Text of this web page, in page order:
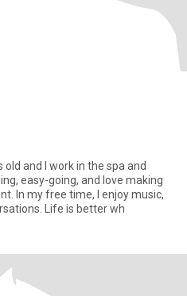
old and I work in the spa and
easy-going, and love making
In my free time, I enjoy music,
Life is better wh